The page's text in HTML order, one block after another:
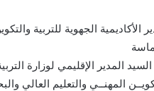
الأكاديمية الجهوية للتربية
المدير الإقليمي لوزارة
المهنــي والتعليم العالي